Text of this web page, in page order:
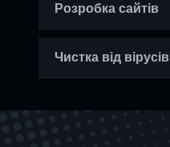
Розробка сайтів
Чистка від вірусів